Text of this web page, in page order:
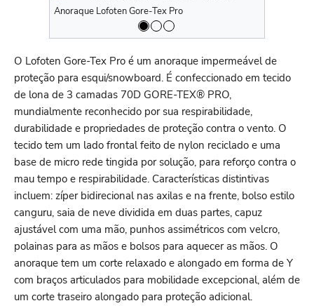
Anoraque Lofoten Gore-Tex Pro
O Lofoten Gore-Tex Pro é um anoraque impermeável de
proteção para esqui/snowboard. É confeccionado em tecido
de lona de 3 camadas 70D GORE-TEX® PRO,
mundialmente reconhecido por sua respirabilidade,
durabilidade e propriedades de proteção contra o vento. O
tecido tem um lado frontal feito de nylon reciclado e uma
base de micro rede tingida por solução, para reforço contra o
mau tempo e respirabilidade. Características distintivas
incluem: zíper bidirecional nas axilas e na frente, bolso estilo
canguru, saia de neve dividida em duas partes, capuz
ajustável com uma mão, punhos assimétricos com velcro,
polainas para as mãos e bolsos para aquecer as mãos. O
anoraque tem um corte relaxado e alongado em forma de Y
com braços articulados para mobilidade excepcional, além de
um corte traseiro alongado para proteção adicional.